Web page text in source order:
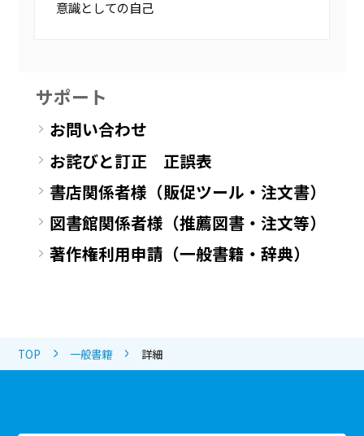
意識としての自己
サポート
お問い合わせ
お詫びと訂正 正誤表
書店関係者様（販促ツール・注文書）
図書館関係者様（推薦図書・注文等）
著作権利用申請（一般書籍・辞典）
TOP 一般書籍 詳細